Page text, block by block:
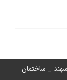
_ ساختمان